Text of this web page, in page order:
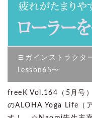
ヨガインストラクタ
Lesson65〜
freeK Vol.164（5月号
のALOHA Yoga Life（